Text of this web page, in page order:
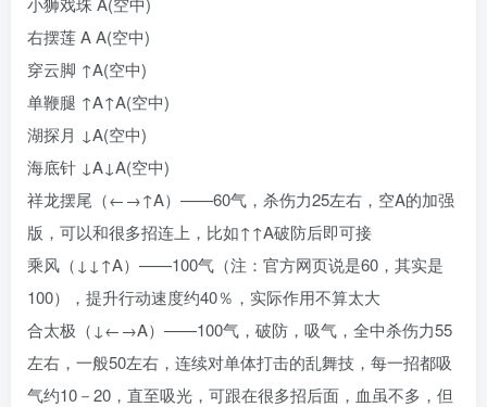
右摆莲 A A(空中)
穿云脚 ↑A(空中)
单鞭腿 ↑A↑A(空中)
湖探月 ↓A(空中)
海底针 ↓A↓A(空中)
祥龙摆尾（←→↑A）——60气，杀伤力25左右，空A的加强
版，可以和很多招连上，比如↑↑A破防后即可接
乘风（↓↓↑A）——100气（注：官方网页说是60，其实是
100），提升行动速度约40％，实际作用不算太大
合太极（↓←→A）——100气，破防，吸气，全中杀伤力55
左右，一般50左右，连续对单体打击的乱舞技，每一招都吸
气约10－20，直至吸光，可跟在很多招后面，血虽不多，但